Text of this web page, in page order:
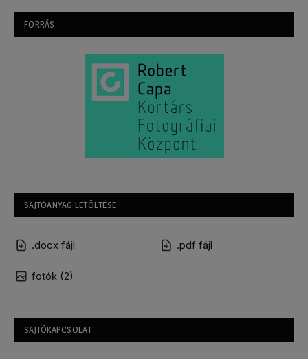
FORRÁS
SAJTÓANYAG LETÖLTÉSE
.docx fájl .pdf fájl
fotók (2)
SAJTÓKAPCSOLAT